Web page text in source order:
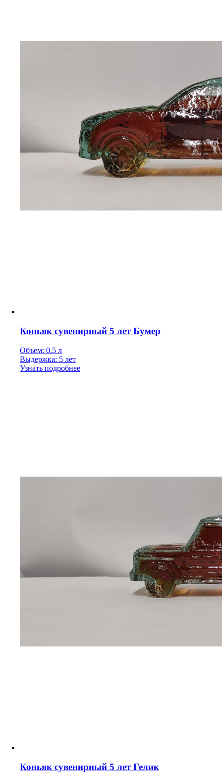
Коньяк сувенирный 5 лет Бумер
Объем: 0.5 л
Выдержка: 5 лет
Узнать подробнее
Коньяк сувенирный 5 лет Гелик